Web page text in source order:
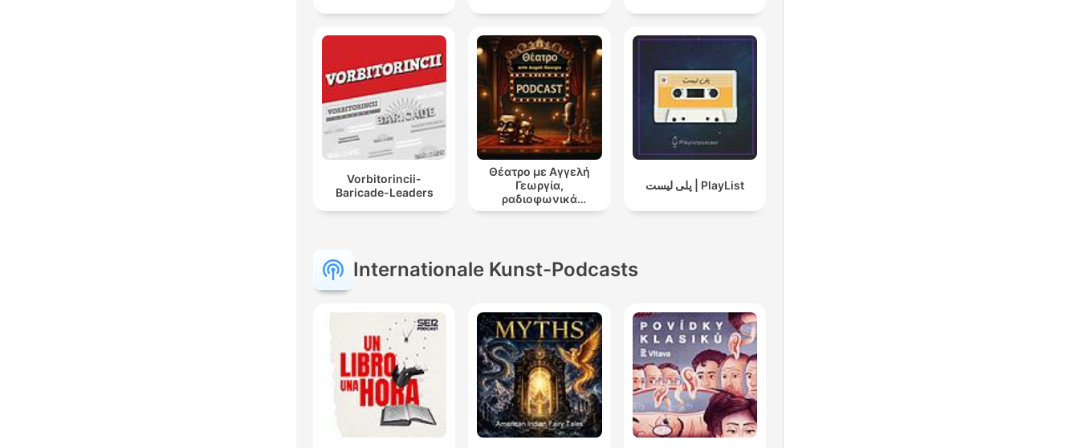
Vorbitorincii-
Baricade-Leaders
Θέατρο με Αγγελή
Γεωργία,
ραδιοφωνικά
θεατρικά έργα
پلی لیست | PlayList
Internationale Kunst-Podcasts